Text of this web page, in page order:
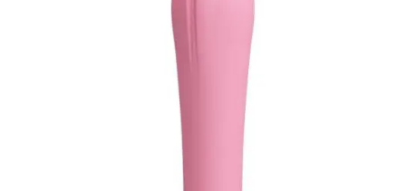
AÑADIR AL
CARRITO